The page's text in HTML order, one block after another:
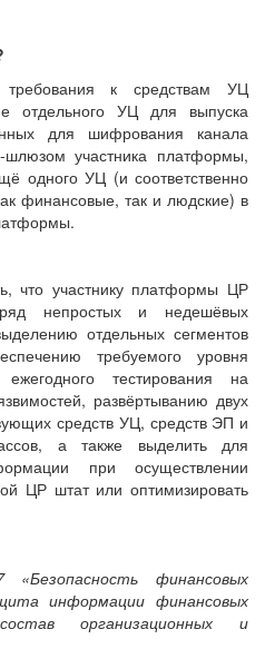
к средствам УЦ
отдельного УЦ для выпуска
для шифрования канала
шлюзом участника платформы,
одного УЦ (и соответственно
финансовые, так и людские) в
что участнику платформы ЦР
непростых и недешёвых
отдельных сегментов
требуемого уровня
тестирования на
развёртыванию двух
средств УЦ, средств ЭП и
а также выделить для
при осуществлении
ЦР штат или оптимизировать
финансовых
информации финансовых
организационных и